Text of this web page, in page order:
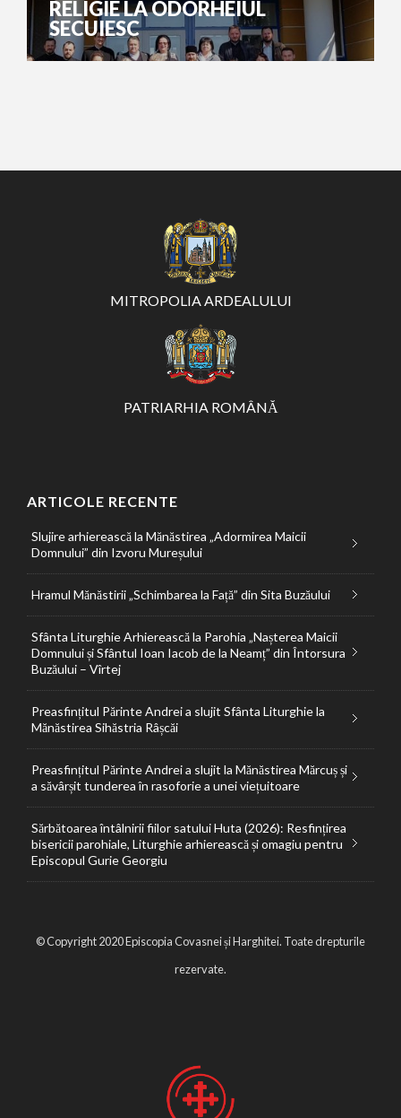
RELIGIE LA ODORHEIUL
SECUIESC
MITROPOLIA ARDEALULUI
PATRIARHIA ROMÂNĂ
ARTICOLE RECENTE
Slujire arhierească la Mănăstirea „Adormirea Maicii
Domnului” din Izvoru Mureșului
Hramul Mănăstirii „Schimbarea la Față” din Sita Buzăului
Sfânta Liturghie Arhierească la Parohia „Nașterea Maicii
Domnului și Sfântul Ioan Iacob de la Neamț” din Întorsura
Buzăului – Vîrtej
Preasfințitul Părinte Andrei a slujit Sfânta Liturghie la
Mănăstirea Sihăstria Râșcăi
Preasfințitul Părinte Andrei a slujit la Mănăstirea Mărcuș și
a săvârșit tunderea în rasoforie a unei viețuitoare
Sărbătoarea întâlnirii fiilor satului Huta (2026): Resfințirea
bisericii parohiale, Liturghie arhierească și omagiu pentru
Episcopul Gurie Georgiu
© Copyright 2020 Episcopia Covasnei și Harghitei. Toate drepturile
rezervate.